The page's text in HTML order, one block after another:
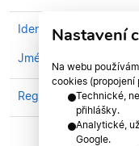
Identifikační číslo (IDT)
Jméno
Registrován v klubu
Nastavení
Na webu
cookies (propojení
Technické,
přihlášky.
Analytické,
Google.